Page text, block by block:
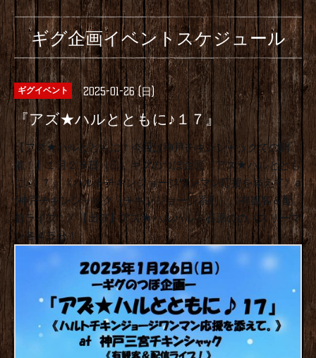
ギグ企画イベントスケジュール
ギグイベント 2025-01-26 (日)
『アズ★ハルとともに♪１７』
【アズ★ハルとともに！今回は神戸チキンシャックでの開
催！】１月２６日（日）ギグのつぼ企画『アズ★ハルととも
に♪１７』《ハルトチキンジョージワンマン応援を添えて》a
t神戸チキンシャック（チキンジョージ系列）《有観客＆配
信ライブ！》【出演】アズ★ハルハルト石原のの《スリーマ
ン各４５分！